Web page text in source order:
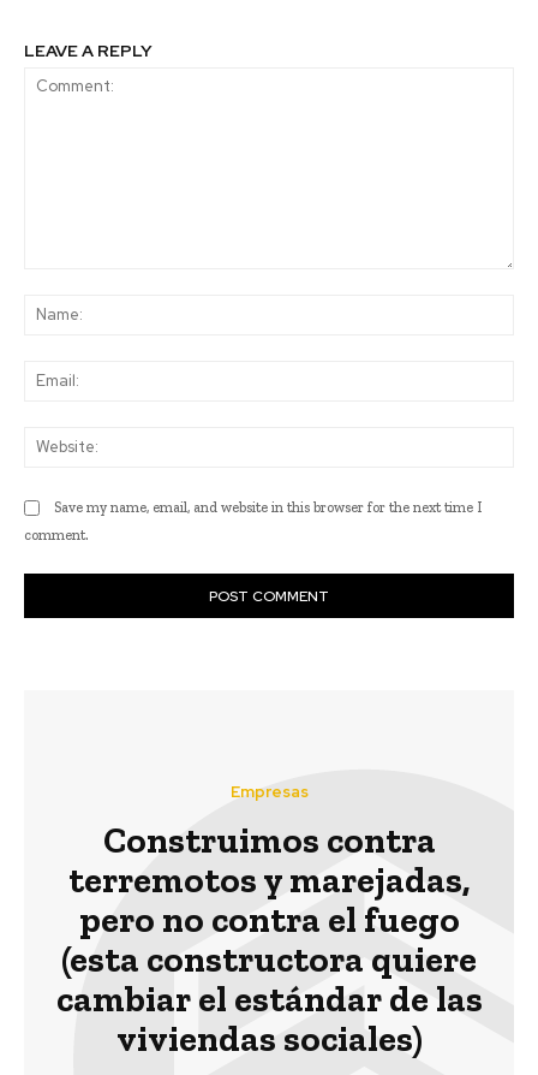
LEAVE A REPLY
Save my name, email, and website in this browser for the next time I
comment.